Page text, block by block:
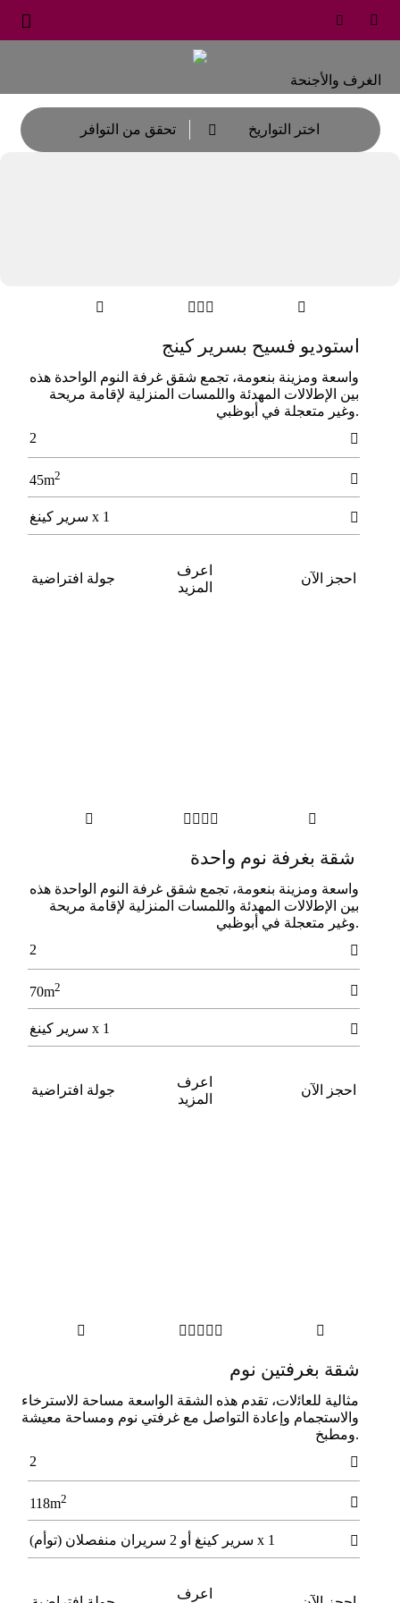



اختر التواريخ  تحقق من التوافر
الإقامة
الغرف والأجنحة

  

استوديو فسيح بسرير كينج
واﺳﻌﺔ وﻣﺰﻳﻨﺔ ﺑﻨﻌﻮﻣﺔ، ﺗﺠﻤﻊ ﺷﻘﻖ ﻏﺮﻓﺔ اﻟﻨﻮم اﻟﻮاﺣﺪة ﻫﺬه
ﺑﻴﻦ الإﻃلالات اﻟﻤﻬﺪﺋﺔ واﻟﻠﻤﺴﺎت اﻟﻤﻨﺰﻟﻴﺔ لإﻗﺎﻣﺔ ﻣﺮﻳﺤﺔ
.وﻏﻴﺮ ﻣﺘﻌﺠﻠﺔ ﻓﻲ أﺑﻮﻇﺒﻲ

2

45m2
 1 x سرير كينغ
احجز الآن
اعرف
المزيد
جولة افتراضية

   

شقة بغرفة نوم واحدة
واﺳﻌﺔ وﻣﺰﻳﻨﺔ ﺑﻨﻌﻮﻣﺔ، ﺗﺠﻤﻊ ﺷﻘﻖ ﻏﺮﻓﺔ اﻟﻨﻮم اﻟﻮاﺣﺪة ﻫﺬه
ﺑﻴﻦ الإﻃلالات اﻟﻤﻬﺪﺋﺔ واﻟﻠﻤﺴﺎت اﻟﻤﻨﺰﻟﻴﺔ لإﻗﺎﻣﺔ ﻣﺮﻳﺤﺔ
.وﻏﻴﺮ ﻣﺘﻌﺠﻠﺔ ﻓﻲ أﺑﻮﻇﺒﻲ

2

70m2
 1 x سرير كينغ
احجز الآن
اعرف
المزيد
جولة افتراضية

    

شقة بغرفتين نوم
ﻣﺜﺎﻟﻴﺔ ﻟﻠﻌﺎﺋلات، ﺗﻘﺪم ﻫﺬه اﻟﺸﻘﺔ اﻟﻮاﺳﻌﺔ ﻣﺴﺎﺣﺔ ﻟلاﺳﺘﺮﺧﺎء
والاﺳﺘﺠﻤﺎم وإﻋﺎدة اﻟﺘﻮاﺻﻞ ﻣﻊ ﻏﺮﻓﺘﻲ ﻧﻮم وﻣﺴﺎﺣﺔ ﻣﻌﻴﺸﺔ
.وﻣﻄﺒﺦ

2

118m2
 1 x سرير كينغ أو 2 سريران منفصلان (توأم)
اعرف